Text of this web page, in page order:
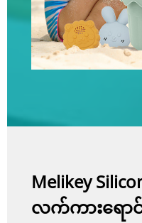
Melikey
လက်ကားရော